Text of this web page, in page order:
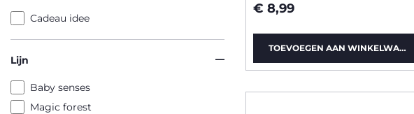
Cadeau idee
Lijn
Baby senses
Magic forest
€ 8,99
TOEVOEGEN AAN WINKELWAGEN